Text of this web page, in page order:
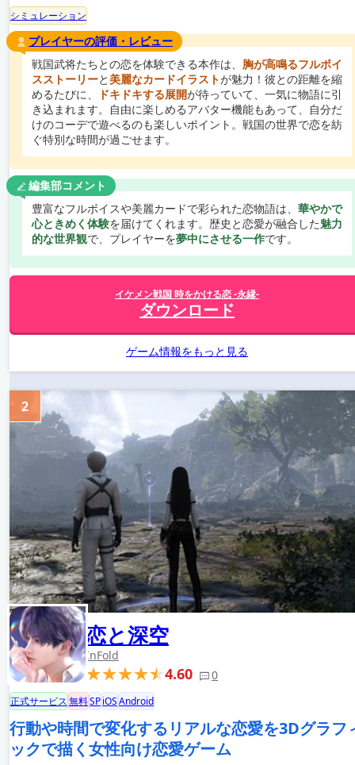
シミュレーション
プレイヤーの評価・レビュー
戦国武将たちとの恋を体験できる本作は、 胸が高鳴るフルボイ
スストーリーと美麗なカードイラストが魅力！彼との距離を縮
めるたびに、
ドキドキする展開が待っていて、一気に物語に引
き込まれます。自由に楽しめるアバター機能もあって、自分だ
けのコーデで遊べるのも楽しいポイント。戦国の世界で恋を紡
ぐ特別な時間が過ごせます。
編集部コメント
豊富なフルボイスや美麗カードで彩られた恋物語は、 華やかで
心ときめく体験を届けてくれます。歴史と恋愛が融合した魅力
的な世界観で、プレイヤーを夢中にさせる一作です。
イケメン戦国 時をかける恋 -永縁-
ダウンロード
ゲーム情報をもっと見る
恋と深空
InFold
4.60 0
2
正式サービス無料SPiOSAndroid
行動や時間で変化するリアルな恋愛を3Dグラフ
ックで描く女性向け恋愛ゲーム